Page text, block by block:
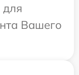
для
Вашего